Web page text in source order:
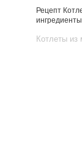
Рецепт
Котлеты из